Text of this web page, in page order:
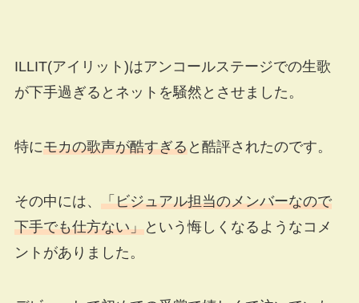
ILLIT(アイリット)はアンコールステージでの生歌
が下手過ぎるとネットを騒然とさせました。
特にモカの歌声が酷すぎると酷評されたのです。
その中には、 「ビジュアル担当のメンバーなので
下手でも仕方ない」という悔しくなるようなコメ
ントがありました。